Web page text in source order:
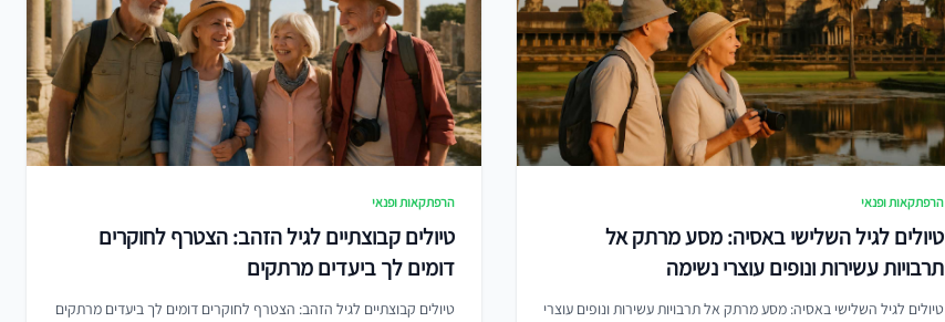
הרפתקאות ופנאי
טיולים לגיל השלישי באסיה: מסע מרתק אל
תרבויות עשירות ונופים עוצרי נשימה
טיולים לגיל השלישי באסיה: מסע מרתק אל תרבויות עשירות ונופים עוצרי
הרפתקאות ופנאי
טיולים קבוצתיים לגיל הזהב: הצטרף לחוקרים
דומים לך ביעדים מרתקים
טיולים קבוצתיים לגיל הזהב: הצטרף לחוקרים דומים לך ביעדים מרתקים